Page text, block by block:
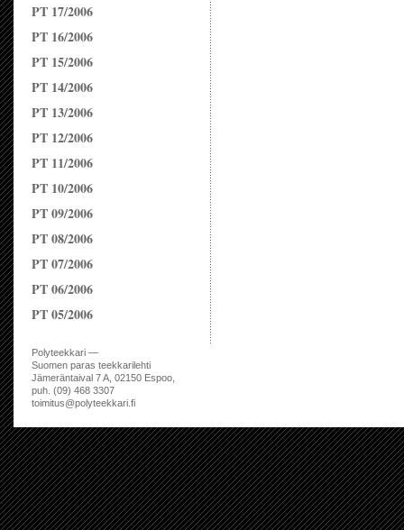
PT 17/2006
PT 16/2006
PT 15/2006
PT 14/2006
PT 13/2006
PT 12/2006
PT 11/2006
PT 10/2006
PT 09/2006
PT 08/2006
PT 07/2006
PT 06/2006
PT 05/2006
Polyteekkari —
Suomen paras teekkarilehti
Jämeräntaival 7 A, 02150 Espoo,
puh. (09) 468 3307
toimitus@polyteekkari.fi